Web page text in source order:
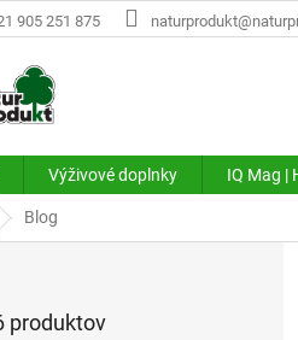
905 251 875
Výživové doplnky IQ Mag |
Blog
produktov